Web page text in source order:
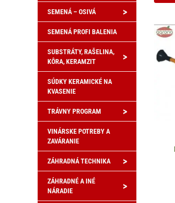
>
SEMENÁ – OSIVÁ
SEMENÁ PROFI BALENIA
>
SUBSTRÁTY, RAŠELINA,
KÔRA, KERAMZIT
SÚDKY KERAMICKÉ NA
KVASENIE
>
TRÁVNY PROGRAM
VINÁRSKE POTREBY A
ZAVÁRANIE
>
ZÁHRADNÁ TECHNIKA
>
ZÁHRADNÉ A INÉ
NÁRADIE